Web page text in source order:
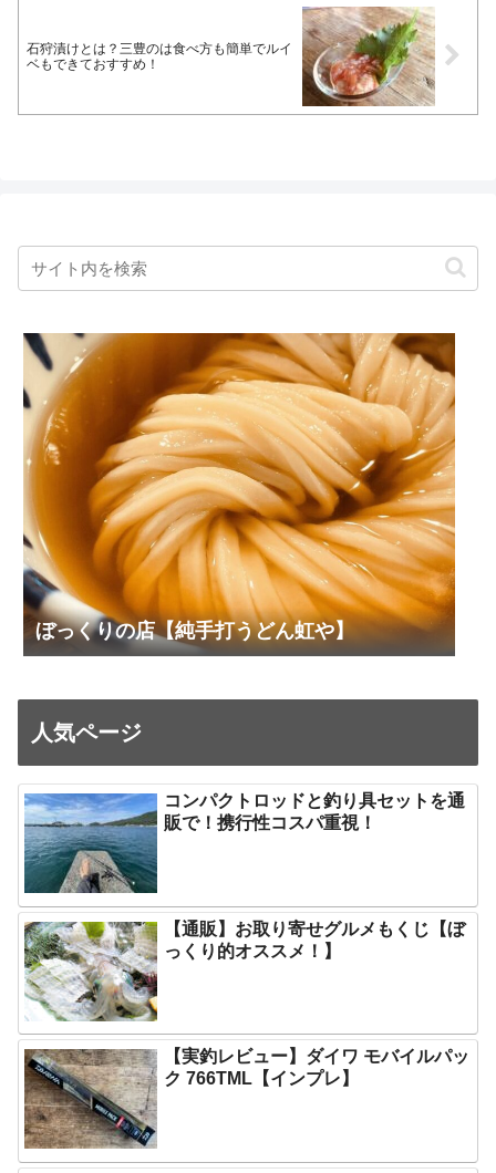
石狩漬けとは？三豊のは食べ方も簡単でルイ
ベもできておすすめ！
ぼっくりの店【純手打うどん虹や】
人気ページ
コンパクトロッドと釣り具セットを通
販で！携行性コスパ重視！
【通販】お取り寄せグルメもくじ【ぼ
っくり的オススメ！】
【実釣レビュー】ダイワ モバイルパッ
ク 766TML【インプレ】